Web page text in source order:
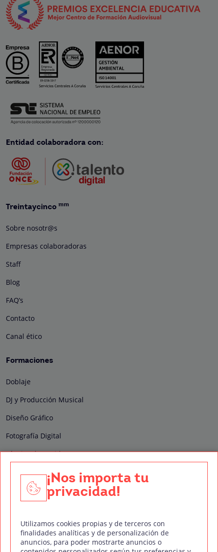
Entidad colaboradora con:
Treintaycinco mm
Sobre nosotr@s
Empresas colaboradoras
Staff
Blog
FAQ’s
Contacto
Canal ético
Formaciones
Doblaje
DJ y Producción Musical
Diseño Gráfico
Fotografía Digital
Técnico de Sonido
Edición y Postproducción de Vídeo
Nuestros sellos de calidad
¡Nos importa tu
privacidad!
Utilizamos cookies propias y de terceros con
finalidades analíticas y de personalización de
anuncios, para poder mostrarte anuncios o